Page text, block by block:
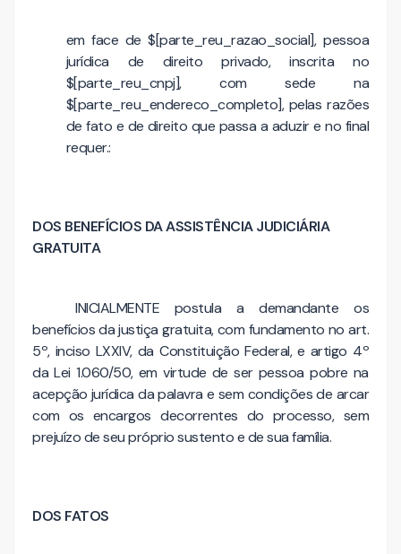
em face de $[parte_reu_razao_social], pessoa
jurídica de direito privado, inscrita no
$[parte_reu_cnpj], com sede na
$[parte_reu_endereco_completo], pelas razões
de fato e de direito que passa a aduzir e no final
requer.:
DOS BENEFÍCIOS DA ASSISTÊNCIA JUDICIÁRIA
GRATUITA
INICIALMENTE postula a demandante os
benefícios da justiça gratuita, com fundamento no art.
5º, inciso LXXIV, da Constituição Federal, e artigo 4º
da Lei 1.060/50, em virtude de ser pessoa pobre na
acepção jurídica da palavra e sem condições de arcar
com os encargos decorrentes do processo, sem
prejuízo de seu próprio sustento e de sua família.
DOS FATOS